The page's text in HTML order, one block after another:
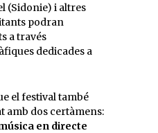
(Sidonie) i altres
podran
a través
dedicades a
el festival també
amb dos certàmens:
en directe